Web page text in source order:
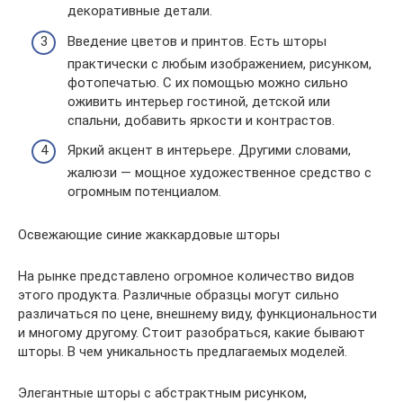
декоративные детали.
Введение цветов и принтов. Есть шторы
практически с любым изображением, рисунком,
фотопечатью. С их помощью можно сильно
оживить интерьер гостиной, детской или
спальни, добавить яркости и контрастов.
Яркий акцент в интерьере. Другими словами,
жалюзи — мощное художественное средство с
огромным потенциалом.
Освежающие синие жаккардовые шторы
На рынке представлено огромное количество видов
этого продукта. Различные образцы могут сильно
различаться по цене, внешнему виду, функциональности
и многому другому. Стоит разобраться, какие бывают
шторы. В чем уникальность предлагаемых моделей.
Элегантные шторы с абстрактным рисунком,